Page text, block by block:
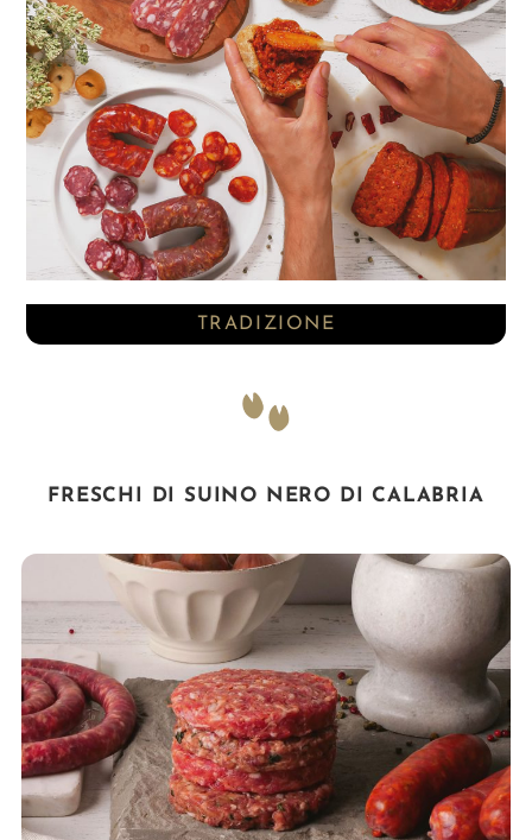
TRADIZIONE
FRESCHI DI SUINO NERO DI CALABRIA